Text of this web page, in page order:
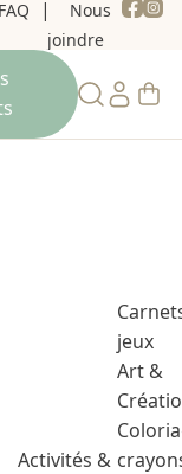
FAQ
Nous
joindre
Activités &
jeux
Art &